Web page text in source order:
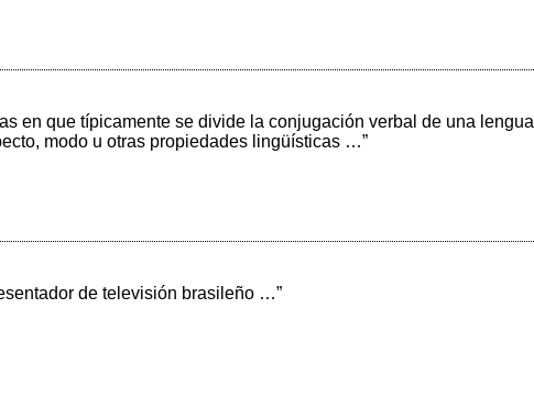
en que típicamente se divide la conjugación verbal de una lengua
modo u otras propiedades lingüísticas …”
de televisión brasileño …”